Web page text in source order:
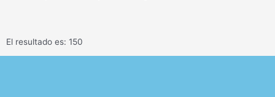
El resultado es: 150